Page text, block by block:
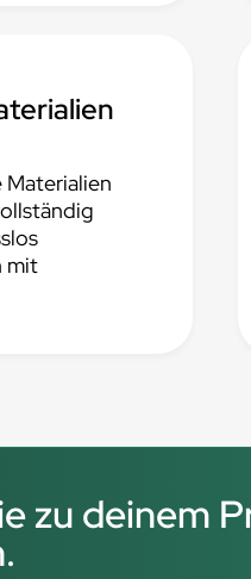
Materialien
mit
zu deinem